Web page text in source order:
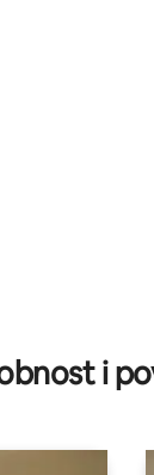
i